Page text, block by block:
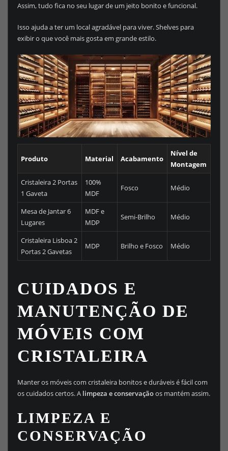
Assim, tudo fica no seu lugar de um jeito bonito e funcional.
Isso ajuda a ter um local agradável para viver. Shelves para
exibir o que você mais gosta em grande estilo.
Produto Material Acabamento
Nível de
Montagem
Cristaleira 2 Portas
1 Gaveta
100%
MDF
Fosco Médio
Mesa de Jantar 6
Lugares
MDF e
MDP
Semi-Brilho Médio
Cristaleira Lisboa 2
Portas 2 Gavetas
MDP Brilho e Fosco Médio
CUIDADOS E
MANUTENÇÃO DE
MÓVEIS COM
CRISTALEIRA
Manter os móveis com cristaleira bonitos e duráveis é fácil com
os cuidados certos. A limpeza e conservaçãoos mantém assim.
LIMPEZA E
CONSERVAÇÃO